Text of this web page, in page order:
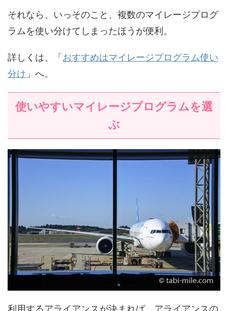
それなら、いっそのこと、複数のマイレージプログ
ラムを使い分けてしまったほうが便利。
詳しくは、「おすすめはマイレージプログラム使い
分け 」へ。
使いやすいマイレージプログラムを選
ぶ
利用するアライアンスが決まれば、アライアンスの